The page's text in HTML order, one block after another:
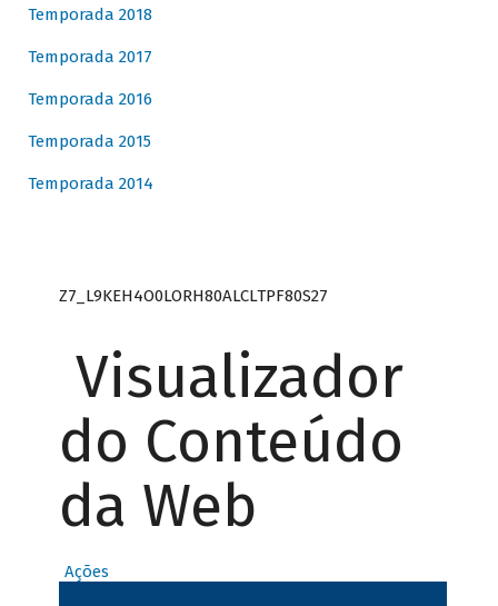
Temporada 2018
Temporada 2017
Temporada 2016
Temporada 2015
Temporada 2014
Z7_L9KEH4O0LORH80ALCLTPF80S27
Visualizador
do Conteúdo
da Web
Ações